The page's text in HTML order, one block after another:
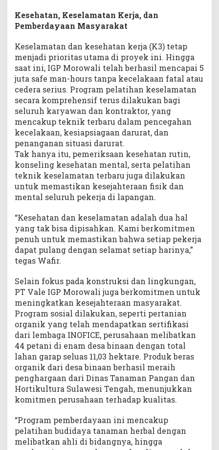
Kesehatan, Keselamatan Kerja, dan
Pemberdayaan Masyarakat
Keselamatan dan kesehatan kerja (K3) tetap
menjadi prioritas utama di proyek ini. Hingga
saat ini, IGP Morowali telah berhasil mencapai 5
juta safe man-hours tanpa kecelakaan fatal atau
cedera serius. Program pelatihan keselamatan
secara komprehensif terus dilakukan bagi
seluruh karyawan dan kontraktor, yang
mencakup teknik terbaru dalam pencegahan
kecelakaan, kesiapsiagaan darurat, dan
penanganan situasi darurat.
Tak hanya itu, pemeriksaan kesehatan rutin,
konseling kesehatan mental, serta pelatihan
teknik keselamatan terbaru juga dilakukan
untuk memastikan kesejahteraan fisik dan
mental seluruh pekerja di lapangan.
“Kesehatan dan keselamatan adalah dua hal
yang tak bisa dipisahkan. Kami berkomitmen
penuh untuk memastikan bahwa setiap pekerja
dapat pulang dengan selamat setiap harinya,”
tegas Wafir.
Selain fokus pada konstruksi dan lingkungan,
PT Vale IGP Morowali juga berkomitmen untuk
meningkatkan kesejahteraan masyarakat.
Program sosial dilakukan, seperti pertanian
organik yang telah mendapatkan sertifikasi
dari lembaga INOFICE, perusahaan melibatkan
44 petani di enam desa binaan dengan total
lahan garap seluas 11,03 hektare. Produk beras
organik dari desa binaan berhasil meraih
penghargaan dari Dinas Tanaman Pangan dan
Hortikultura Sulawesi Tengah, menunjukkan
komitmen perusahaan terhadap kualitas.
“Program pemberdayaan ini mencakup
pelatihan budidaya tanaman herbal dengan
melibatkan ahli di bidangnya, hingga